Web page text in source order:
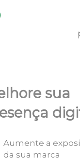
sua
Aumente a
da sua marca